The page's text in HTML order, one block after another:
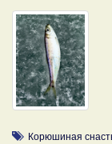
Корюшиная